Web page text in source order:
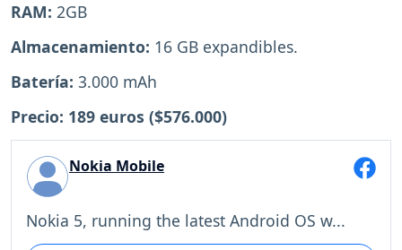
RAM: 2GB
Almacenamiento: 16 GB expandibles.
Batería: 3.000 mAh
Precio: 189 euros ($576.000)
Nokia Mobile
Nokia 5, running the latest Android OS w...